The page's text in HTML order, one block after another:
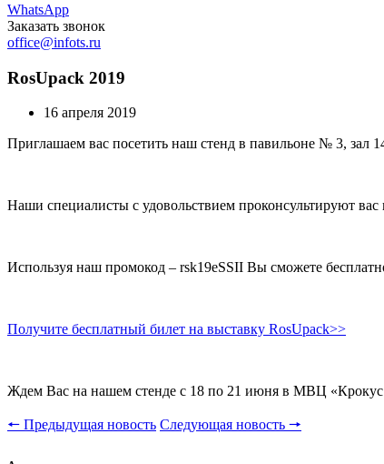
WhatsApp
Заказать звонок
office@infots.ru
RosUpack 2019
16 апреля 2019
Приглашаем вас посетить наш стенд в павильоне № 3,
Наши специалисты с удовольствием проконсультируют
Используя наш промокод – rsk19eSSII Вы сможете
Получите бесплатный билет на выставку RosUpack>>
Ждем Вас на нашем стенде с 18 по 21 июня в МВЦ
🠔 Предыдущая новость Следующая новость 🠖